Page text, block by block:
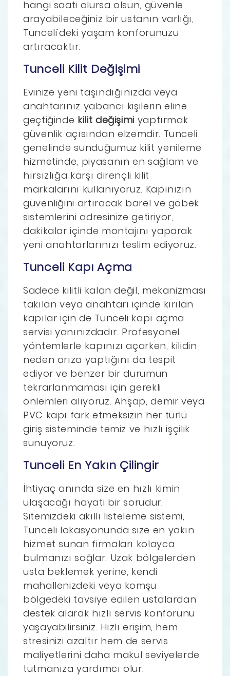
hangi saati olursa olsun, güvenle
arayabileceğiniz bir ustanın varlığı,
Tunceli'deki yaşam konforunuzu
artıracaktır.
Tunceli Kilit Değişimi
Evinize yeni taşındığınızda veya
anahtarınız yabancı kişilerin eline
geçtiğinde kilit değişimi yaptırmak
güvenlik açısından elzemdir. Tunceli
genelinde sunduğumuz kilit yenileme
hizmetinde, piyasanın en sağlam ve
hırsızlığa karşı dirençli kilit
markalarını kullanıyoruz. Kapınızın
güvenliğini artıracak barel ve göbek
sistemlerini adresinize getiriyor,
dakikalar içinde montajını yaparak
yeni anahtarlarınızı teslim ediyoruz.
Tunceli Kapı Açma
Sadece kilitli kalan değil, mekanizması
takılan veya anahtarı içinde kırılan
kapılar için de Tunceli kapı açma
servisi yanınızdadır. Profesyonel
yöntemlerle kapınızı açarken, kilidin
neden arıza yaptığını da tespit
ediyor ve benzer bir durumun
tekrarlanmaması için gerekli
önlemleri alıyoruz. Ahşap, demir veya
PVC kapı fark etmeksizin her türlü
giriş sisteminde temiz ve hızlı işçilik
sunuyoruz.
Tunceli En Yakın Çilingir
İhtiyaç anında size en hızlı kimin
ulaşacağı hayati bir sorudur.
Sitemizdeki akıllı listeleme sistemi,
Tunceli lokasyonunda size en yakın
hizmet sunan firmaları kolayca
bulmanızı sağlar. Uzak bölgelerden
usta beklemek yerine, kendi
mahallenizdeki veya komşu
bölgedeki tavsiye edilen ustalardan
destek alarak hızlı servis konforunu
yaşayabilirsiniz. Hızlı erişim, hem
stresinizi azaltır hem de servis
maliyetlerini daha makul seviyelerde
tutmanıza yardımcı olur.